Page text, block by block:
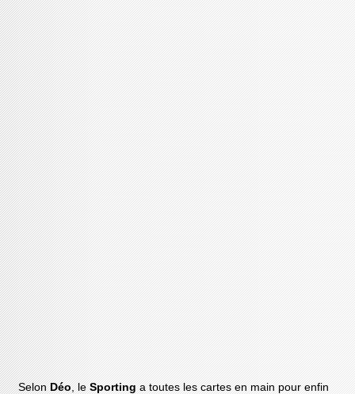
SelonDéo , leSportinga toutes les cartes en main pour enfin